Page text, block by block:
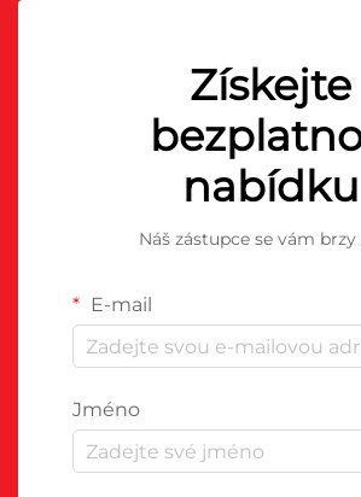
Získejte
nabídku
Náš zástupce se vám brzy
E-mail
Jméno